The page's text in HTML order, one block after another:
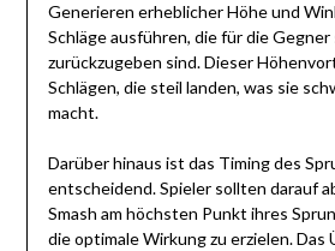
Generieren erheblicher Höhe und
Schläge ausführen, die für die
zurückzugeben sind. Dieser
Schlägen, die steil landen, was sie
macht.
Darüber hinaus ist das Timing des
entscheidend. Spieler sollten darauf
Smash am höchsten Punkt ihres
die optimale Wirkung zu erzielen. Das